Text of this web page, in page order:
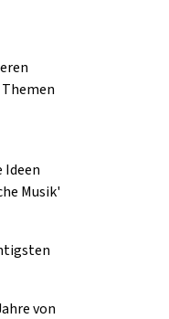
Ideen
Musik'
von